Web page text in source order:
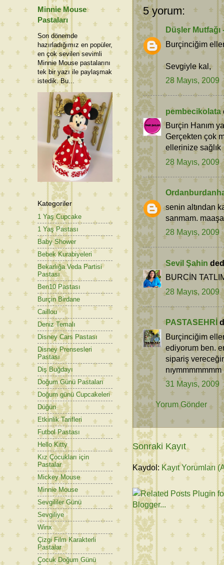
5 yorum:
Düşler
Burçinciğim
Sevgiyle kal,
28 Mayıs, 2009
pembecikolata
Burçin Hanım
Gerçekten çok
ellerinize sağlık
28 Mayıs, 2009
senin altından
sanmam.
28 Mayıs, 2009
Sevil Şahin
BURCİN
28 Mayıs, 2009
PASTASEHRİ
Burçinciğim
ediyorum ben.
sipariş
nıymmmmmmm
31 Mayıs, 2009
Yorum Gönder
Sonraki Kayıt
Kaydol: Kayıt Yorumları
Minnie Mouse
Pastaları
Son dönemde
hazırladığımız en popüler,
en çok sevilen sevimli
Minnie Mouse pastalarını
tek bir yazı ile paylaşmak
istedik. Bu...
Kategoriler
1 Yaş Cupcake
1 Yaş Pastası
Baby Shower
Bebek Kurabiyeleri
Bekarlığa Veda Partisi
Pastası
Ben10 Pastası
Burçin Birdane
Caillou
Deniz Temalı
Disney Cars Pastası
Disney Prensesleri
Pastası
Diş Buğdayı
Doğum Günü Pastaları
Doğum günü Cupcakeleri
Düğün
Etkinlik Tarifleri
Futbol Pastası
Hello Kitty
Kız Çocukları için
Pastalar
Mickey Mouse
Minnie Mouse
Sevgililer Günü
Sevgiliye
Winx
Çizgi Film Karakterli
Pastalar
Çocuk Doğum Günü